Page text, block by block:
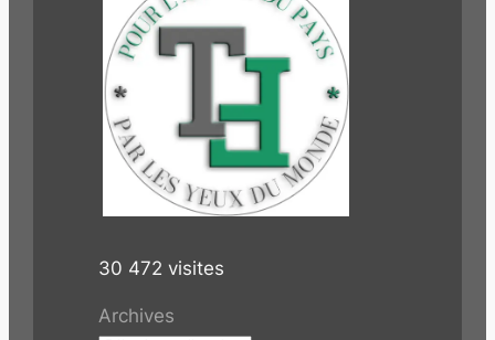
30 472 visites
Archives